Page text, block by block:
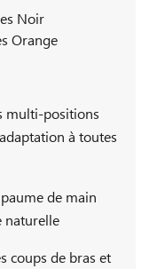
Noir
Orange
multi-positions
à toutes
de main
naturelle
coups de bras et